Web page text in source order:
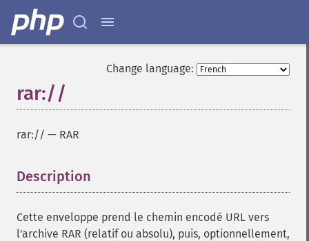
Change language:
rar://
rar:// — RAR
Description
Cette enveloppe prend le chemin encodé URL vers
l'archive RAR (relatif ou absolu), puis, optionnellement,